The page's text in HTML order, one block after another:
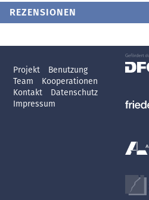
REZENSIONEN
Projekt
Benutzung
Team
Kooperationen
Kontakt
Datenschutz
Impressum